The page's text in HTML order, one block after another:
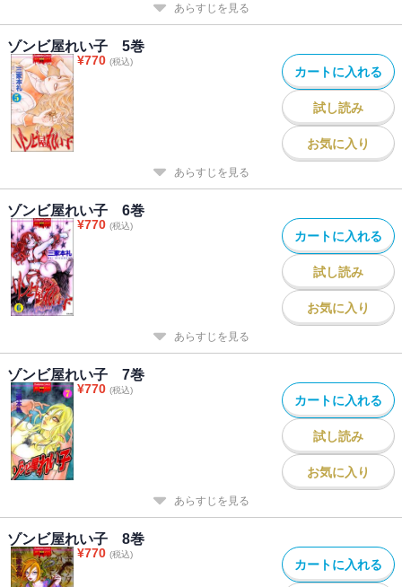
あらすじを見る
ゾンビ屋れい子 5巻
¥770 (税込)
カートに入れる
試し読み
お気に入り
あらすじを見る
ゾンビ屋れい子 6巻
¥770 (税込)
カートに入れる
試し読み
お気に入り
あらすじを見る
ゾンビ屋れい子 7巻
¥770 (税込)
カートに入れる
試し読み
お気に入り
あらすじを見る
ゾンビ屋れい子 8巻
¥770 (税込)
カートに入れる